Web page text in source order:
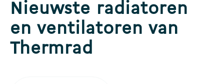
Nieuwste radiatoren
en ventilatoren van
Thermrad